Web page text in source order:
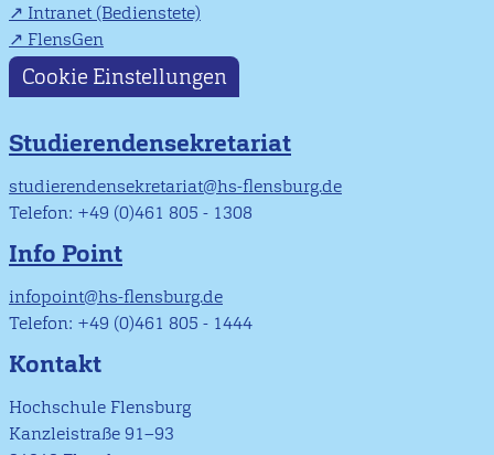
Intranet (Bedienstete)
FlensGen
Cookie Einstellungen
Studierendensekretariat
studierendensekretariat@hs-flensburg.de
Telefon: +49 (0)461 805 - 1308
Info Point
infopoint@hs-flensburg.de
Telefon: +49 (0)461 805 - 1444
Kontakt
Hochschule Flensburg
Kanzleistraße 91–93